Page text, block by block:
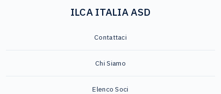
ILCA ITALIA ASD
Contattaci
Chi Siamo
Elenco Soci